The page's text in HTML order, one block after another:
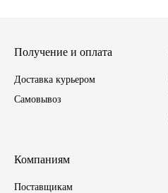
Прочие товары
Получение и оплата
Доставка курьером
Самовывоз
Компаниям
Поставщикам